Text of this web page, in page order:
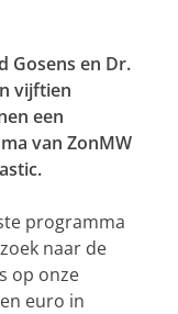
Gosens en Dr.
vijftien
een
van ZonMW
programma
naar de
op onze
euro in